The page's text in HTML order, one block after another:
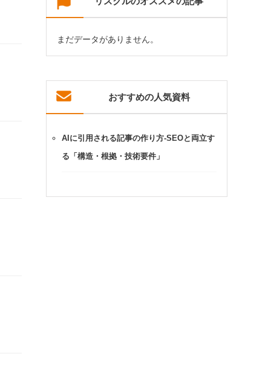
まだデータがありません。
おすすめの人気資料
AIに引用される記事の作り方-SEOと両立す
る「構造・根拠・技術要件」